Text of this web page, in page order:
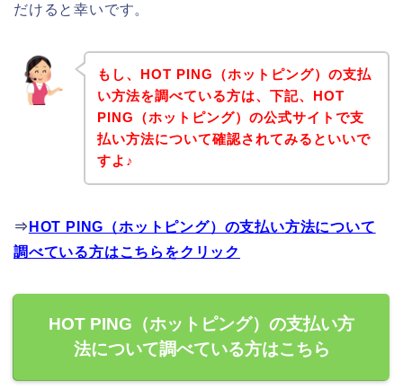
だけると幸いです。
もし、HOT PING（ホットピング）の支払
い方法を調べている方は、下記、HOT
PING（ホットピング）の公式サイトで支
払い方法について確認されてみるといいで
すよ♪
⇒ HOT PING（ホットピング）の支払い方法について
調べている方はこちらをクリック
HOT PING（ホットピング）の支払い方
法について調べている方はこちら